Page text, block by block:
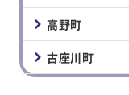
高野町
古座川町